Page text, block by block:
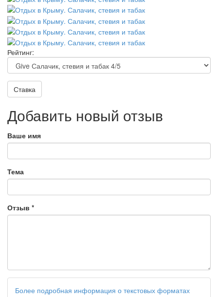
Рейтинг:
Ставка
Добавить новый отзыв
Ваше имя
Тема
Отзыв *
Более подробная информация о текстовых форматах